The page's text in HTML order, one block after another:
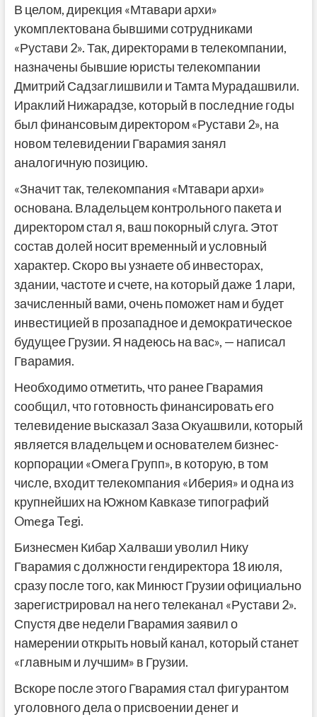
В целом, дирекция «Мтавари архи»
укомплектована бывшими сотрудниками
«Рустави 2». Так, директорами в телекомпании,
назначены бывшие юристы телекомпании
Дмитрий Садзаглишвили и Тамта Мурадашвили.
Ираклий Нижарадзе, который в последние годы
был финансовым директором «Рустави 2», на
новом телевидении Гварамия занял
аналогичную позицию.
«Значит так, телекомпания «Мтавари архи»
основана. Владельцем контрольного пакета и
директором стал я, ваш покорный слуга. Этот
состав долей носит временный и условный
характер. Скоро вы узнаете об инвесторах,
здании, частоте и счете, на который даже 1 лари,
зачисленный вами, очень поможет нам и будет
инвестицией в прозападное и демократическое
будущее Грузии. Я надеюсь на вас», — написал
Гварамия.
Необходимо отметить, что ранее Гварамия
сообщил, что готовность финансировать его
телевидение высказал Заза Окуашвили, который
является владельцем и основателем бизнес-
корпорации «Омега Групп», в которую, в том
числе, входит телекомпания «Иберия» и одна из
крупнейших на Южном Кавказе типографий
Omega Tegi.
Бизнесмен Кибар Халваши уволил Нику
Гварамия с должности гендиректора 18 июля,
сразу после того, как Минюст Грузии официально
зарегистрировал на него телеканал «Рустави 2».
Спустя две недели Гварамия заявил о
намерении открыть новый канал, который станет
«главным и лучшим» в Грузии.
Вскоре после этого Гварамия стал фигурантом
уголовного дела о присвоении денег и